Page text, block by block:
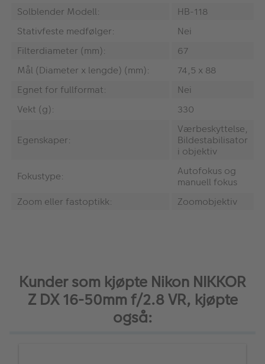
Solblender Modell:
HB-118
Stativfeste medfølger:
Nei
Filterdiameter (mm):
67
Mål (Diameter x lengde) (mm):
74,5 x 88
Egnet for fullformat:
Nei
Vekt (g):
330
Egenskaper:
Værbeskyttelse,
Bildestabilisator
i objektiv
Fokustype:
Autofokus og
manuell fokus
Zoom eller fastoptikk:
Zoomobjektiv
Kunder som kjøpte Nikon NIKKOR
Z DX 16-50mm f/2.8 VR, kjøpte
også: